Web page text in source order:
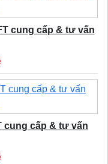
cung cấp & tư vấn
cung cấp & tư vấn